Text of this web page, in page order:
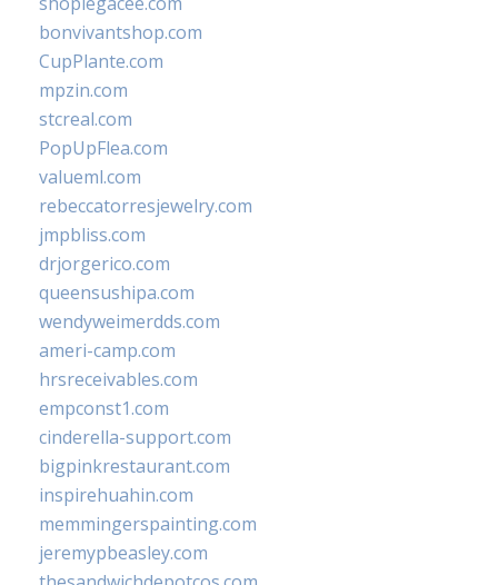
bonvivantshop.com
CupPlante.com
mpzin.com
stcreal.com
PopUpFlea.com
valueml.com
rebeccatorresjewelry.com
jmpbliss.com
drjorgerico.com
queensushipa.com
wendyweimerdds.com
ameri-camp.com
hrsreceivables.com
empconst1.com
cinderella-support.com
bigpinkrestaurant.com
inspirehuahin.com
memmingerspainting.com
jeremypbeasley.com